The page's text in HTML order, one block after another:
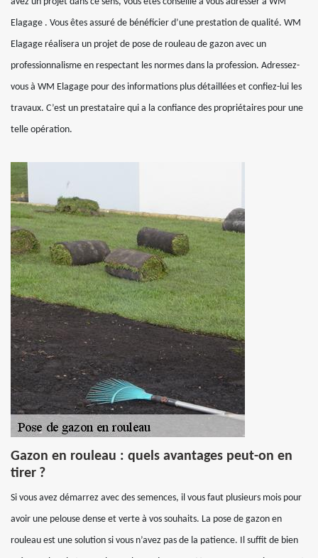
Elagage . Vous êtes assuré de bénéficier d’une prestation de qualité. WM
Elagage réalisera un projet de pose de rouleau de gazon avec un
professionnalisme en respectant les normes dans la profession. Adressez-
vous à WM Elagage pour des informations plus détaillées et confiez-lui les
travaux. C’est un prestataire qui a la confiance des propriétaires pour une
telle opération.
Gazon en rouleau : quels avantages peut-on en
tirer ?
Si vous avez démarrez avec des semences, il vous faut plusieurs mois pour
avoir une pelouse dense et verte à vos souhaits. La pose de gazon en
rouleau est une solution si vous n’avez pas de la patience. Il suffit de bien